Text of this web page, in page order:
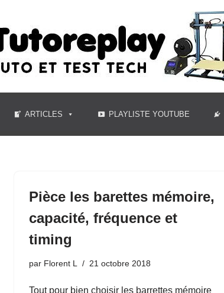
ARTICLES PLAYLISTE YOUTUBE
Pièce les barettes mémoire,
capacité, fréquence et
timing
par Florent L 21 octobre 2018
Tout pour bien choisir les barrettes mémoire